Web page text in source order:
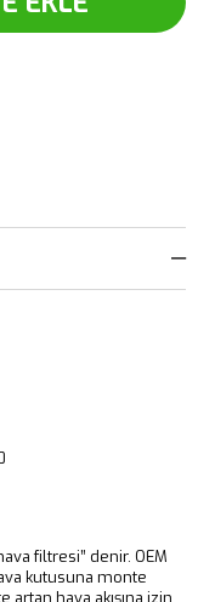
filtresi” denir. OEM
kutusuna monte
hava akışına izin